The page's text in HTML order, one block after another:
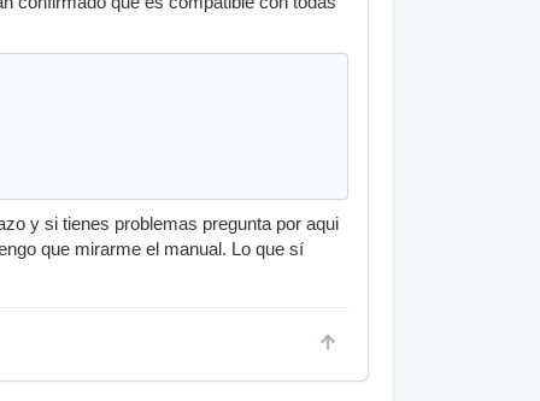
y si tienes problemas pregunta por aqui
que mirarme el manual. Lo que sí